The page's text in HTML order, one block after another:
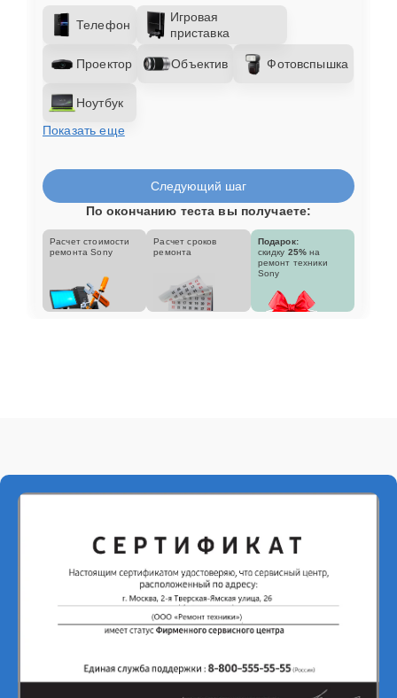
Телефон
Игровая
приставка
Проектор Объектив Фотовспышка
Ноутбук
Показать еще
Следующий шаг
По окончанию теста вы получаете:
Расчет стоимости
ремонта Sony
Расчет сроков
ремонта
Подарок:
скидку 25% на
ремонт техники
Sony